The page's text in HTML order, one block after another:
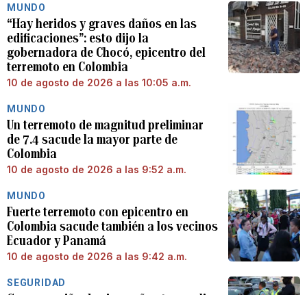
MUNDO
“Hay heridos y graves daños en las
edificaciones”: esto dijo la
gobernadora de Chocó, epicentro del
terremoto en Colombia
10 de agosto de 2026 a las 10:05 a.m.
MUNDO
Un terremoto de magnitud preliminar
de 7.4 sacude la mayor parte de
Colombia
10 de agosto de 2026 a las 9:52 a.m.
MUNDO
Fuerte terremoto con epicentro en
Colombia sacude también a los vecinos
Ecuador y Panamá
10 de agosto de 2026 a las 9:42 a.m.
SEGURIDAD